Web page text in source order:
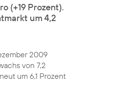
(+19 Prozent).
um 4,2
2009
von 7,2
um 6,1 Prozent